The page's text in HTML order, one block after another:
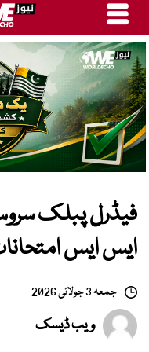
فیڈرل پبلک
ایس ایس امتحانات 2027 کا
جمعہ 3 جولائی 2026
ویب ڈیسک